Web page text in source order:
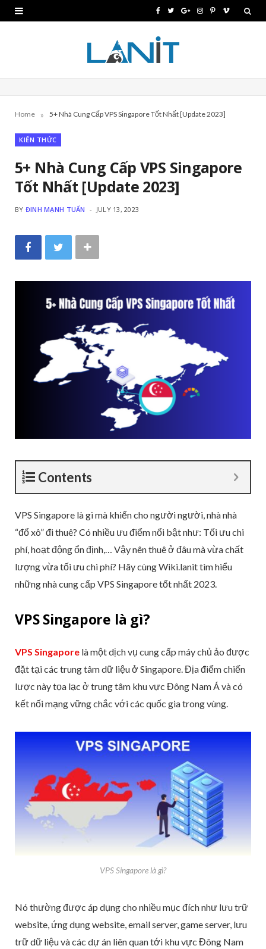
b
o
T
t
e
G
l
e
I
a
g
P
e
r
V
o
Home » 5+ Nhà Cung Cấp VPS Singapore Tốt Nhất [Update 2023]
KIẾN THỨC
5+ Nhà Cung Cấp VPS Singapore
Tốt Nhất [Update 2023]
BY ĐINH MẠNH TUẤN JULY 13, 2023
Contents
VPS Singapore là gì mà khiến cho người người, nhà nhà
“đổ xô” đi thuê? Có nhiều ưu điểm nổi bật như: Tối ưu chi
phí, hoạt động ổn định,… Vậy nên thuê ở đâu mà vừa chất
lượng vừa tối ưu chi phí? Hãy cùng Wiki.lanit tìm hiểu
những nhà cung cấp VPS Singapore tốt nhất 2023.
VPS Singapore là gì?
VPS Singapore là một dịch vụ cung cấp máy chủ ảo được
đặt tại các trung tâm dữ liệu ở Singapore. Địa điểm chiến
lược này tọa lạc ở trung tâm khu vực Đông Nam Á và có
kết nối mạng vững chắc với các quốc gia trong vùng.
VPS Singapore là gì?
Nó thường được áp dụng cho nhiều mục đích như lưu trữ
website, ứng dụng website, email server, game server, lưu
trữ dữ liệu và các dự án liên quan tới khu vực Đông Nam